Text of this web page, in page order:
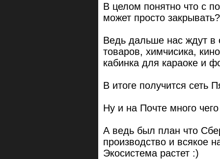
В целом понятно что с
может просто закрывать?
Ведь дальше нас ждут в
товаров, химчисика,
кабинка для караоке и
В итоге получится сеть
Ну и на Почте много
А ведь был план что
производство и всякое
Экосистема растет :)